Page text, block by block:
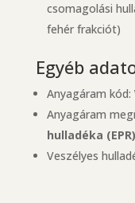
csomagolási
fehér frakciót)
Egyéb
Anyagáram kód:
Anyagáram
hulladéka (EPR)
Veszélyes